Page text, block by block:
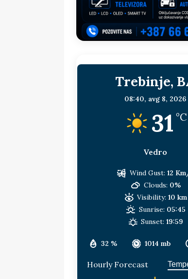
sljedeća meta!?
[ 14. jul 2026. ]
Dodik i
[ 11. jul 2026. ] Ako se
HERCEGOVINA
[ 9. jul 2026. ] RTRS-u
[ 30. jul 2026. ]
Trebinje,
08:40, avg 8, 2026
31 °C
Vedro
32 % 1014 mb
Wind Gust: 12
Clouds: 0%
Visibility: 10 km
Sunrise: 05:45
Sunset: 19:59
Hourly Forecast